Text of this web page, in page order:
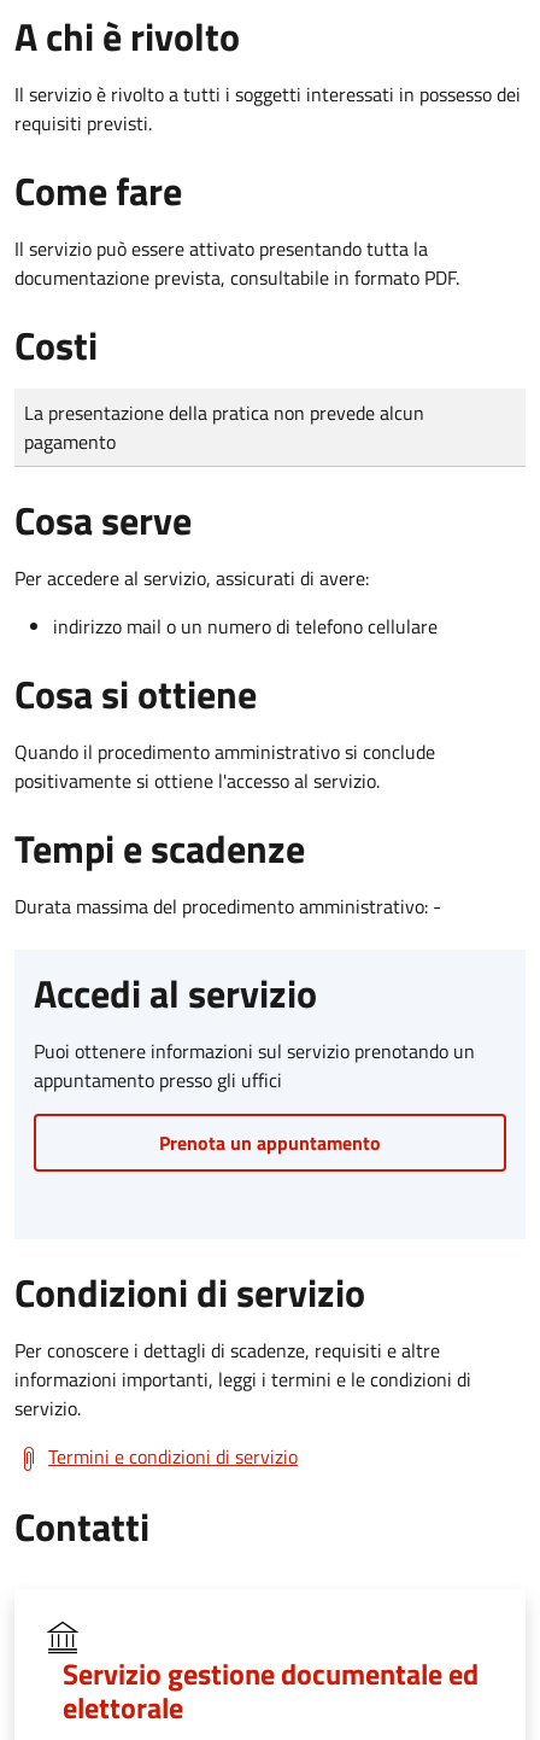
A chi è rivolto
Il servizio è rivolto a tutti i soggetti interessati in possesso dei
requisiti previsti.
Come fare
Il servizio può essere attivato presentando tutta la
documentazione prevista, consultabile in formato PDF.
Costi
Tipo di pagamento
Importo
La presentazione della pratica non prevede alcun
pagamento
Cosa serve
Per accedere al servizio, assicurati di avere:
indirizzo mail o un numero di telefono cellulare
Cosa si ottiene
Quando il procedimento amministrativo si conclude
positivamente si ottiene l'accesso al servizio.
Tempi e scadenze
Durata massima del procedimento amministrativo: -
Accedi al servizio
Puoi ottenere informazioni sul servizio prenotando un
appuntamento presso gli uffici
Prenota un appuntamento
Condizioni di servizio
Per conoscere i dettagli di scadenze, requisiti e altre
informazioni importanti, leggi i termini e le condizioni di
servizio.
Termini e condizioni di servizio
Contatti
Servizio gestione documentale ed
elettorale